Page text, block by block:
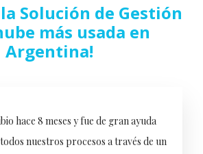
la Solución de Gestión
más usada en
Argentina!
hace 8 meses y fue de gran ayuda
nuestros procesos a través de un